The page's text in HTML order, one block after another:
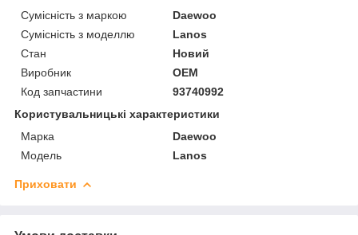
Сумісність з маркою
Daewoo
Сумісність з моделлю
Lanos
Стан
Новий
Виробник
OEM
Код запчастини
93740992
Користувальницькі характеристики
Марка
Daewoo
Модель
Lanos
Приховати